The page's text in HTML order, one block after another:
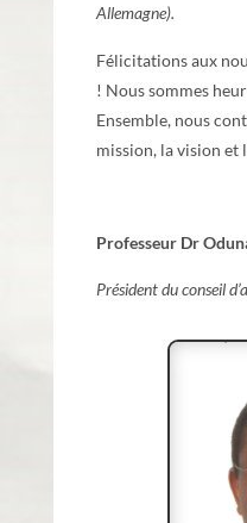
Allemagne).
Félicitations aux
! Nous sommes
Ensemble, nous
mission, la vision et
Professeur Dr
Président du conseil